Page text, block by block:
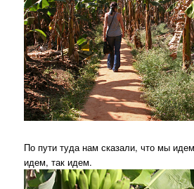
По пути туда нам сказали, что мы
идем, так идем.